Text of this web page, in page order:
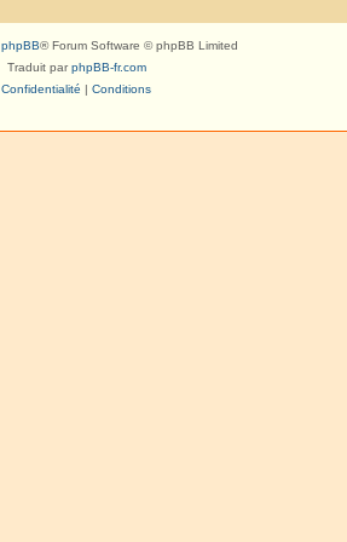
phpBB® Forum Software © phpBB Limited
Traduit parphpBB-fr.com
Confidentialité | Conditions